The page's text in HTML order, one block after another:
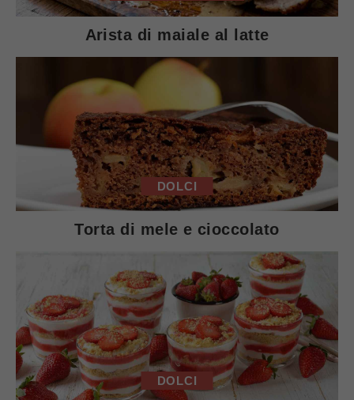
Arista di maiale al latte
DOLCI
Torta di mele e cioccolato
DOLCI